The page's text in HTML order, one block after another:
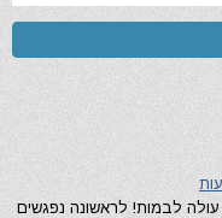
עולה לבמות! לראשונה נפגשים